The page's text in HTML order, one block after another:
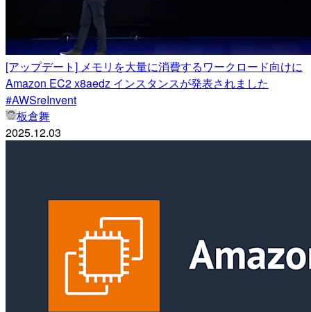
[アップデート] メモリを大量に消費するワークロード向けに
Amazon EC2 x8aedz インスタンスが発表されました
#AWSreInvent
板倉舞
2025.12.03